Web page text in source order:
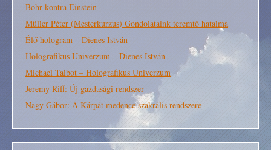
Bohr kontra Einstein
Müller Péter (Mesterkurzus) Gondolataink teremtő hatalma
Élő hologram – Dienes István
Holografikus Univerzum – Dienes István
Michael Talbot – Holografikus Univerzum
Jeremy Riff: Új gazdasági rendszer
Nagy Gábor: A Kárpát medence szakrális rendszere